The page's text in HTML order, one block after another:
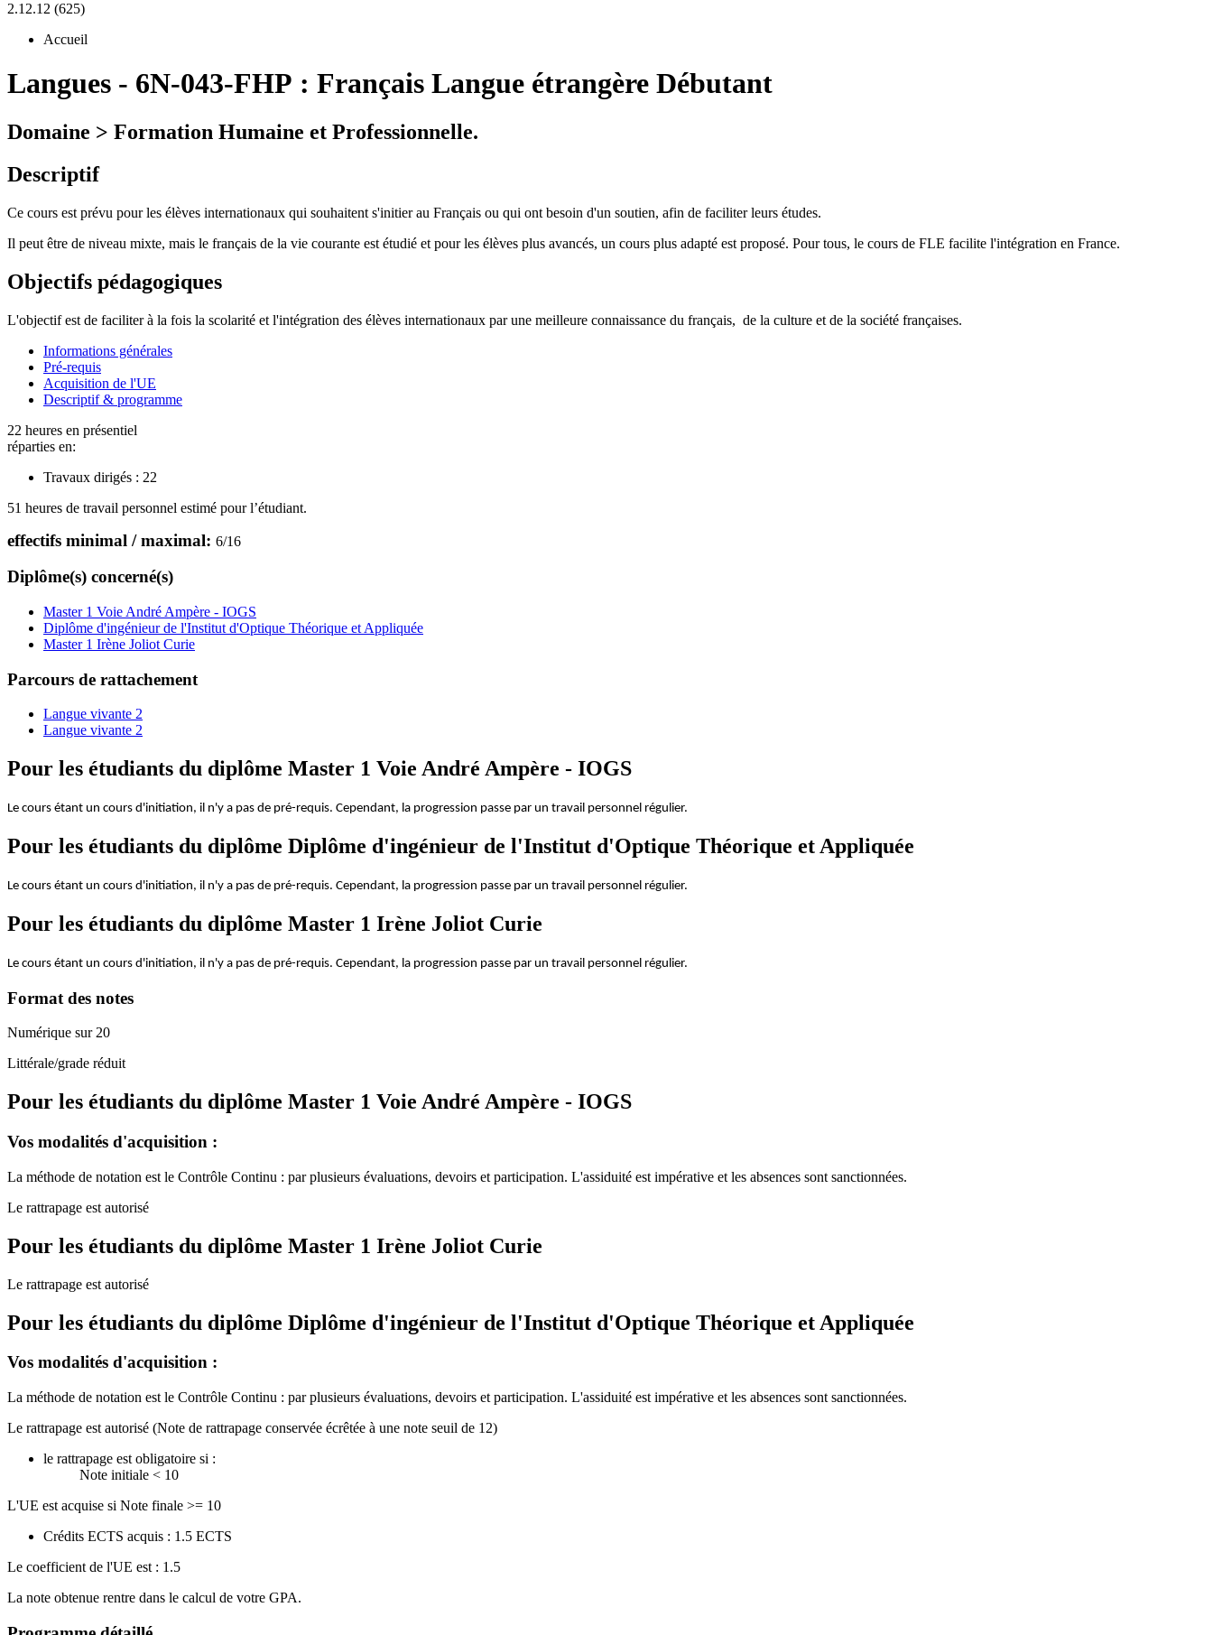
2.12.12 (625)
Accueil
Langues - 6N-043-FHP : Français Langue étrangère Débutant
Domaine > Formation Humaine et Professionnelle.
Descriptif
Ce cours est prévu pour les élèves internationaux qui souhaitent s'initier au Français ou qui ont besoin d'un soutien, afin de faciliter leurs études.
Il peut être de niveau mixte, mais le français de la vie courante est étudié et pour les élèves plus avancés, un cours plus adapté est proposé. Pour tous, le cours de FLE facilite l'intégration en France.
Objectifs pédagogiques
L'objectif est de faciliter à la fois la scolarité et l'intégration des élèves internationaux par une meilleure connaissance du français, de la culture et de la société françaises.
Informations générales
Pré-requis
Acquisition de l'UE
Descriptif & programme
22 heures en présentiel
réparties en:
Travaux dirigés : 22
51 heures de travail personnel estimé pour l’étudiant.
effectifs minimal / maximal: 6/16
Diplôme(s) concerné(s)
Master 1 Voie André Ampère - IOGS
Diplôme d'ingénieur de l'Institut d'Optique Théorique et Appliquée
Master 1 Irène Joliot Curie
Parcours de rattachement
Langue vivante 2
Langue vivante 2
Pour les étudiants du diplôme Master 1 Voie André Ampère - IOGS
Le cours étant un cours d'initiation, il n'y a pas de pré-requis. Cependant, la progression passe par un travail personnel régulier.
Pour les étudiants du diplôme Diplôme d'ingénieur de l'Institut d'Optique Théorique et Appliquée
Le cours étant un cours d'initiation, il n'y a pas de pré-requis. Cependant, la progression passe par un travail personnel régulier.
Pour les étudiants du diplôme Master 1 Irène Joliot Curie
Le cours étant un cours d'initiation, il n'y a pas de pré-requis. Cependant, la progression passe par un travail personnel régulier.
Format des notes
Numérique sur 20
Littérale/grade réduit
Pour les étudiants du diplôme Master 1 Voie André Ampère - IOGS
Vos modalités d'acquisition :
La méthode de notation est le Contrôle Continu : par plusieurs évaluations, devoirs et participation. L'assiduité est impérative et les absences sont sanctionnées.
Le rattrapage est autorisé
Pour les étudiants du diplôme Master 1 Irène Joliot Curie
Le rattrapage est autorisé
Pour les étudiants du diplôme Diplôme d'ingénieur de l'Institut d'Optique Théorique et Appliquée
Vos modalités d'acquisition :
La méthode de notation est le Contrôle Continu : par plusieurs évaluations, devoirs et participation. L'assiduité est impérative et les absences sont sanctionnées.
Le rattrapage est autorisé (Note de rattrapage conservée écrêtée à une note seuil de 12)
le rattrapage est obligatoire si :
Note initiale < 10
L'UE est acquise si Note finale >= 10
Crédits ECTS acquis : 1.5 ECTS
Le coefficient de l'UE est : 1.5
La note obtenue rentre dans le calcul de votre GPA.